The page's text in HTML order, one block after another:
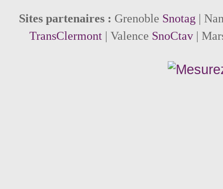
Sites partenaires : Grenoble Snotag |
TransClermont| Valence SnoCtav|